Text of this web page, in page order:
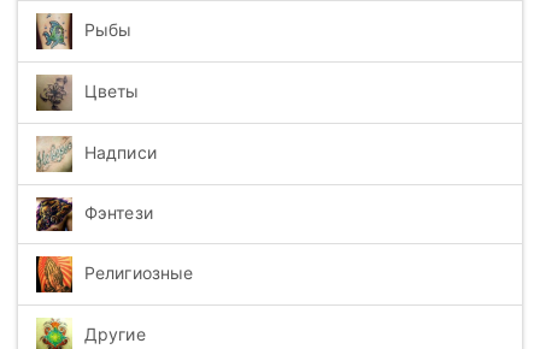
Рыбы
Цветы
Надписи
Фэнтези
Религиозные
Другие